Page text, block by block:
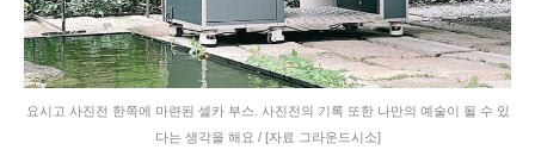
요시고 사진전 한쪽에 마련된 셀카 부스. 사진전의 기록 또한 나만의 예술이 될 수 있
다는 생각을 해요 / [자료 그라운드시소]